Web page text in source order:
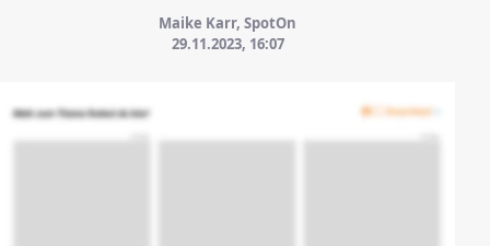
Maike Karr, SpotOn
29.11.2023, 16:07